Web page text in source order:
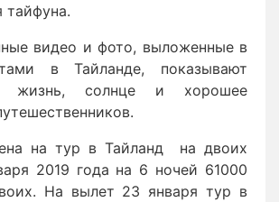
тайфуна.
видео и фото, выложенные в
в Тайланде, показывают
жизнь, солнце и хорошее
на тур в Тайланд на двоих
2019 года на 6 ночей 61000
На вылет 23 января тур в